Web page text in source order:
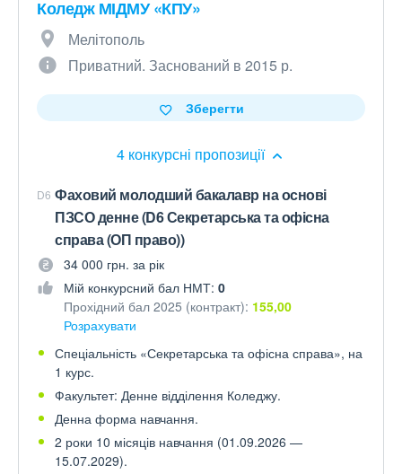
Коледж МІДМУ «КПУ»
Мелітополь
Приватний. Заснований в 2015 р.
4 конкурсні пропозиції
Зберегти
D6 Фаховий молодший бакалавр на основі
ПЗСО денне (D6 Секретарська та офісна
справа (ОП право))
34 000 грн. за рік
Мій конкурсний бал НМТ: 0
Прохідний бал 2025 (контракт): 155,00
Розрахувати
Спеціальність «Секретарська та офісна справа», на
1 курс.
Факультет: Денне відділення Коледжу.
Денна форма навчання.
2 роки 10 місяців навчання (01.09.2026 —
15.07.2029).